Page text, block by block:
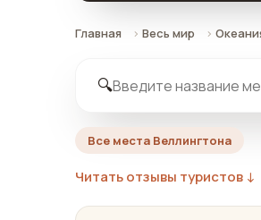
Главная Весь мир
🔍
Все места Веллингтона
Читать отзывы туристов ↓